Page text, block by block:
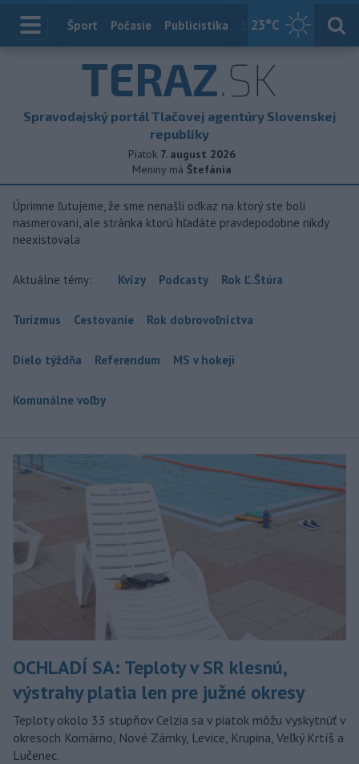
23°C
Index
Šport Počasie Publicistika Slovensko
TERAZ.SK
Spravodajský portál Tlačovej agentúry Slovenskej
republiky
Piatok 7. august 2026
Meniny má Štefánia
Úprimne ľutujeme, že sme nenašli odkaz na ktorý ste boli
nasmerovaní, ale stránka ktorú hľadáte pravdepodobne nikdy
neexistovala
Aktuálne témy: Kvízy Podcasty Rok Ľ.Štúra
Turizmus Cestovanie Rok dobrovoľníctva
Dielo týždňa Referendum MS v hokeji
Komunálne voľby
OCHLADÍ SA: Teploty v SR klesnú,
výstrahy platia len pre južné okresy
Teploty okolo 33 stupňov Celzia sa v piatok môžu vyskytnúť v
okresoch Komárno, Nové Zámky, Levice, Krupina, Veľký Krtíš a
Lučenec.